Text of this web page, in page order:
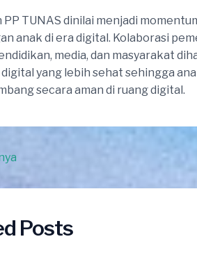
PP TUNAS dinilai menjadi
anak di era digital. Kolaborasi
media, dan masyarakat
yang lebih sehat sehingga
secara aman di ruang digital.
Posts